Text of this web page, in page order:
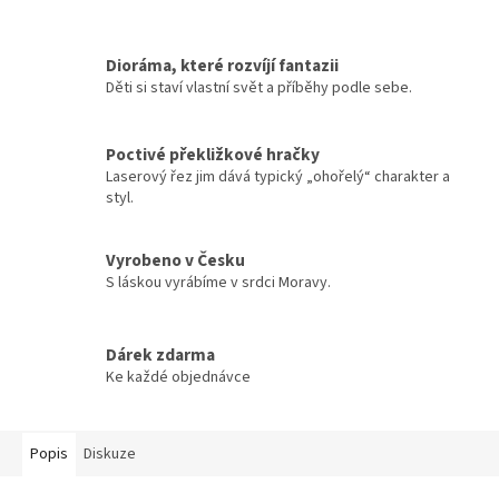
Dioráma, které rozvíjí fantazii
Děti si staví vlastní svět a příběhy podle sebe.
Poctivé překližkové hračky
Laserový řez jim dává typický „ohořelý“ charakter a
styl.
Vyrobeno v Česku
S láskou vyrábíme v srdci Moravy.
Dárek zdarma
Ke každé objednávce
Popis Diskuze